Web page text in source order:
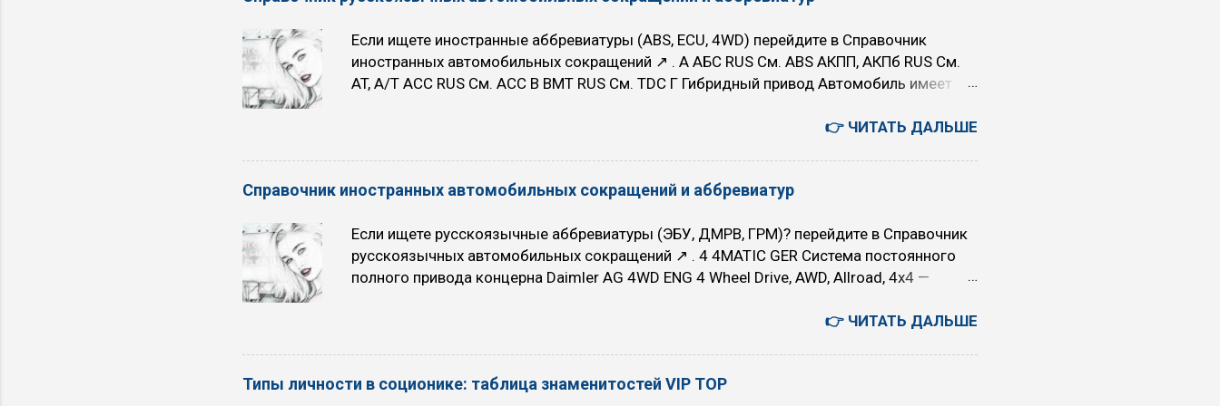
Если ищете иностранные аббревиатуры (ABS, ECU, 4WD) перейдите в Справочник
иностранных автомобильных сокращений ↗ . А АБС RUS См. ABS АКПП, АКПб RUS См.
AT, A/T АСС RUS См. ACC В ВМТ RUS См. TDC Г Гибридный привод Автомобиль имеет
электромотор с аккумуляторной батареей ГРМ RUS Газораспределительный механизм
RUS См. TPS ДПКВ RUS Датчик Положения Коленчатого Вала ДС RUS См. VSS ДТОЖ
👉 ЧИТАТЬ ДАЛЬШЕ
Справочник иностранных автомобильных сокращений и аббревиатур
Если ищете русскоязычные аббревиатуры (ЭБУ, ДМРВ, ГРМ)? перейдите в Справочник
русскоязычных автомобильных сокращений ↗ . 4 4MATIC GER Система постоянного
полного привода концерна Daimler AG 4WD ENG 4 Wheel Drive, AWD, Allroad, 4x4 —
Air Condition — Кондиционер A/D ENG Analog/Digital — Аналог/цифра A/F, AFR ENG
Съемный крюк прицепа AAV ENG Auxiliary Air Valve — Клапан дополнительного воздуха
👉 ЧИТАТЬ ДАЛЬШЕ
Типы личности в соционике: таблица знаменитостей VIP TOP